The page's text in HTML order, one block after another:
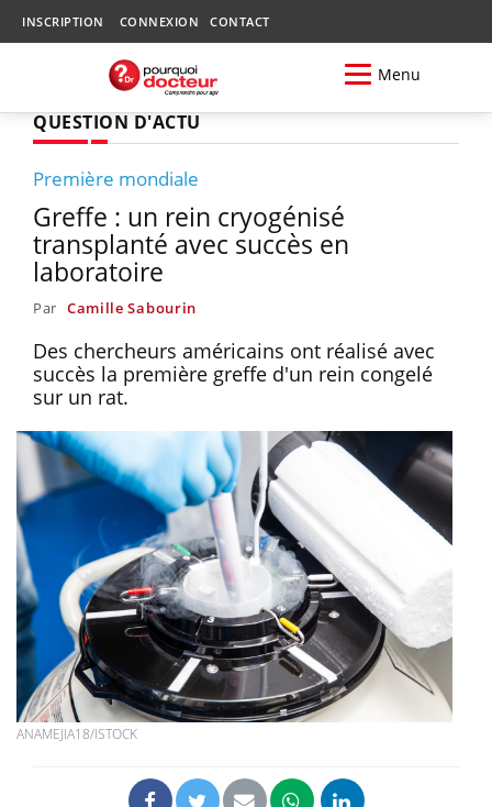
INSCRIPTION CONNEXION CONTACT
Menu
QUESTION D'ACTU
Première mondiale
Greffe : un rein cryogénisé
transplanté avec succès en
laboratoire
Par Camille Sabourin
Des chercheurs américains ont réalisé avec
succès la première greffe d'un rein congelé
sur un rat.
ANAMEJIA18/ISTOCK